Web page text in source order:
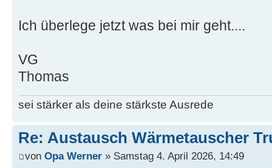
Ich überlege jetzt was bei mir geht....
VG
Thomas
sei stärker als deine stärkste Ausrede
Re: Austausch Wärmetauscher
von Opa Werner » Samstag 4. April 2026, 14:49